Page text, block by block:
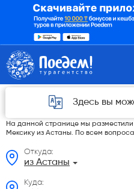
Здесь вы
Свадебные туры в
2026 году
На данной странице мы
Мексику из Астаны. По всем
Откуда:
из Астаны
Куда: